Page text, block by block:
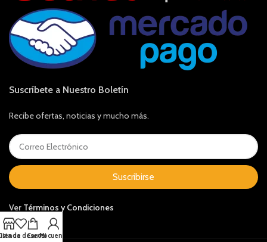
Suscríbete a Nuestro Boletín
Recibe ofertas, noticias y mucho más.
Suscribirse
Ver Términos y Condiciones
de deseos
CarritoMi cuenta